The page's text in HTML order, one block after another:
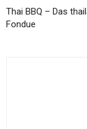
Thai BBQ – Das
Fondue